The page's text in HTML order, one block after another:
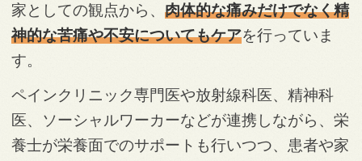
家としての観点から、 肉体的な痛みだけでなく精
神的な苦痛や不安についてもケアを行っていま
す。
ペインクリニック専門医や放射線科医、精神科
医、ソーシャルワーカーなどが連携しながら、栄
養士が栄養面でのサポートも行いつつ、患者や家